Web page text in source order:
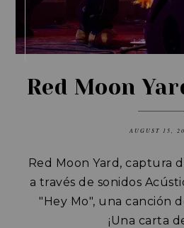
Red Moon
AUGUST 15,
Red Moon Yard, captura
a través de sonidos
"Hey Mo", una canción
¡Una carta